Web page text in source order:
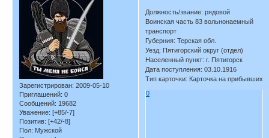
Зарегистрирован: 2009-05-10
Приглашений: 0
Сообщений: 19682
Уважение: [+85/-7]
Позитив: [+42/-8]
Пол: Мужской
Должность/звание: рядовой
Воинская часть 83 вольнонаемный
транспорт
Губерния: Терская обл.
Уезд: Пятигорский округ (отдел)
Населенный пункт: г. Пятигорск
Дата поступления: 03.10.1916
Тип карточки: Карточка на прибывших
0